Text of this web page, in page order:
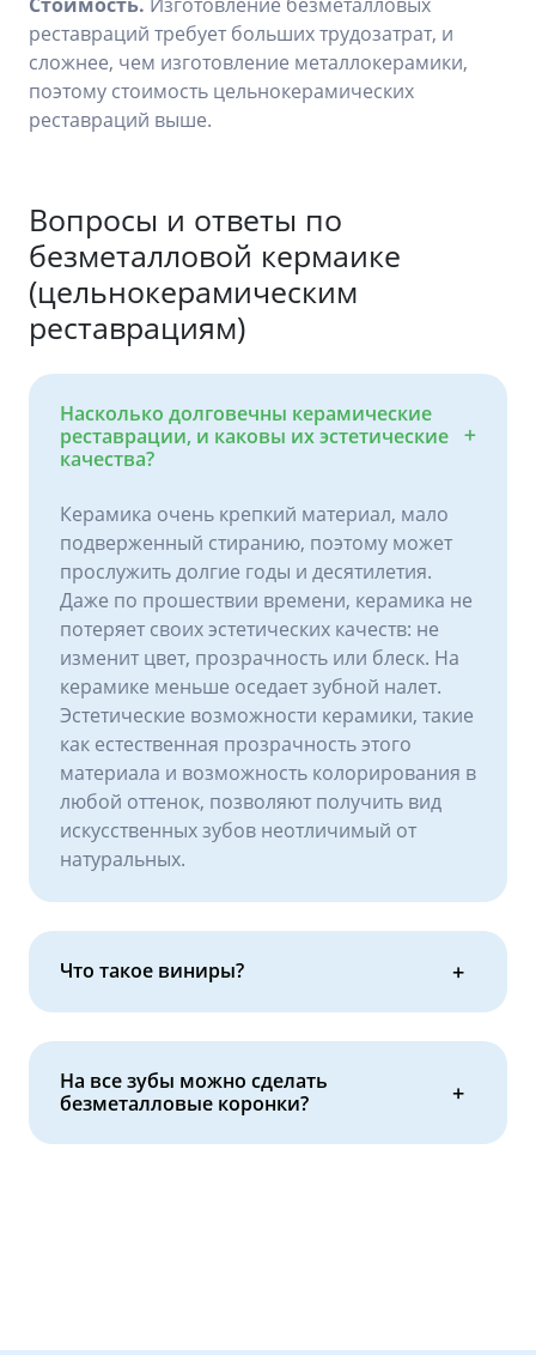
реставраций требует больших трудозатрат, и
сложнее, чем изготовление металлокерамики,
поэтому стоимость цельнокерамических
реставраций выше.
Вопросы и ответы по
безметалловой кермаике
(цельнокерамическим
реставрациям)
Насколько долговечны керамические
реставрации, и каковы их эстетические
качества?
Керамика очень крепкий материал, мало
подверженный стиранию, поэтому может
прослужить долгие годы и десятилетия.
Даже по прошествии времени, керамика не
потеряет своих эстетических качеств: не
изменит цвет, прозрачность или блеск. На
керамике меньше оседает зубной налет.
Эстетические возможности керамики, такие
как естественная прозрачность этого
материала и возможность колорирования в
любой оттенок, позволяют получить вид
искусственных зубов неотличимый от
натуральных.
Что такое виниры?
На все зубы можно сделать
безметалловые коронки?